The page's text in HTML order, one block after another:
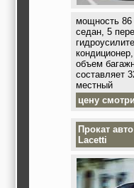
мощность
седан, 5
объем
составляет
местный
цену
Прокат авто
Lacetti